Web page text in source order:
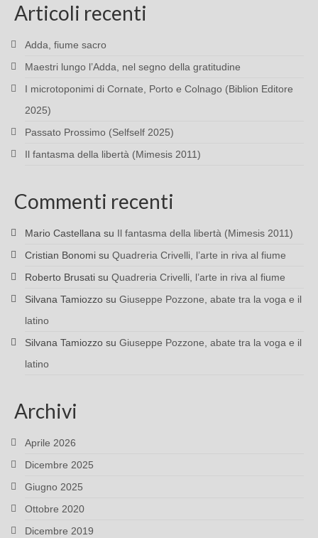
Articoli recenti
Adda, fiume sacro
Maestri lungo l’Adda, nel segno della gratitudine
I microtoponimi di Cornate, Porto e Colnago (Biblion Editore
2025)
Passato Prossimo (Selfself 2025)
Il fantasma della libertà (Mimesis 2011)
Commenti recenti
Mario Castellana su Il fantasma della libertà (Mimesis 2011)
Cristian Bonomi su Quadreria Crivelli, l’arte in riva al fiume
Roberto Brusati su Quadreria Crivelli, l’arte in riva al fiume
Silvana Tamiozzo su Giuseppe Pozzone, abate tra la voga e il
latino
Silvana Tamiozzo su Giuseppe Pozzone, abate tra la voga e il
latino
Archivi
Aprile 2026
Dicembre 2025
Giugno 2025
Ottobre 2020
Dicembre 2019